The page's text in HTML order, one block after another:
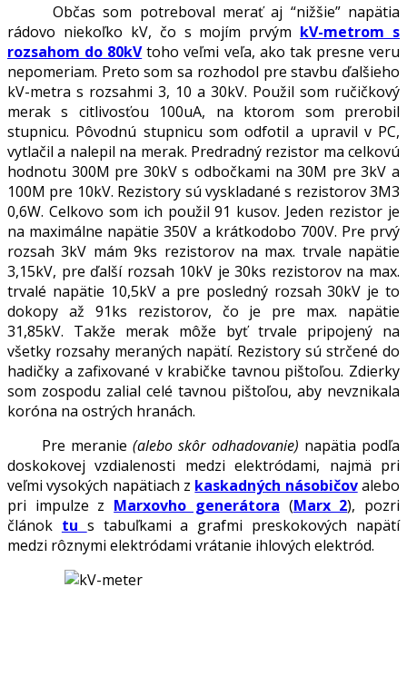
Občas som potreboval merať aj “nižšie” napätia
rádovo niekoľko kV, čo s mojím prvým kV-metrom s
rozsahom do 80kVtoho veľmi veľa, ako tak presne veru
nepomeriam. Preto som sa rozhodol pre stavbu ďalšieho
kV-metra s rozsahmi 3, 10 a 30kV. Použil som ručičkový
merak s citlivosťou 100uA, na ktorom som prerobil
stupnicu. Pôvodnú stupnicu som odfotil a upravil v PC,
vytlačil a nalepil na merak. Predradný rezistor ma celkovú
hodnotu 300M pre 30kV s odbočkami na 30M pre 3kV a
100M pre 10kV. Rezistory sú vyskladané s rezistorov 3M3
0,6W. Celkovo som ich použil 91 kusov. Jeden rezistor je
na maximálne napätie 350V a krátkodobo 700V. Pre prvý
rozsah 3kV mám 9ks rezistorov na max. trvale napätie
3,15kV, pre ďalší rozsah 10kV je 30ks rezistorov na max.
trvalé napätie 10,5kV a pre posledný rozsah 30kV je to
dokopy až 91ks rezistorov, čo je pre max. napätie
31,85kV. Takže merak môže byť trvale pripojený na
všetky rozsahy meraných napätí. Rezistory sú strčené do
hadičky a zafixované v krabičke tavnou pištoľou. Zdierky
som zospodu zalial celé tavnou pištoľou, aby nevznikala
koróna na ostrých hranách.
Pre meranie (alebo skôr odhadovanie) napätia podľa
doskokovej vzdialenosti medzi elektródami, najmä pri
veľmi vysokých napätiach z kaskadných násobičovalebo
pri impulze z Marxovho generátora (Marx 2), pozri
článok tu s tabuľkami a grafmi preskokových napätí
medzi rôznymi elektródami vrátanie ihlových elektród.